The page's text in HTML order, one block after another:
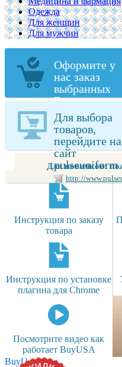
Одежда
Для женщин
Для мужчин
Оформите у
нас заказ
выбранных
Вами
из
Для выбора
товаров,
перейдите на
сайт
http://
Для новичков:
Инструкция по заказу
товара
Инструкция по установке
плагина для Chrome
Посмотрите видео как
работает BuyUSA
BuyUsa.ru